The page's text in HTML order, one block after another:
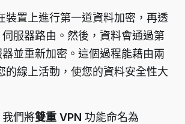
裝置上進行第一道資料加密，再透
服器路由。然後，資料會通過第
並重新加密。這個過程能藉由兩
的線上活動，使您的資料安全性大
們將雙重 VPN 功能命名為